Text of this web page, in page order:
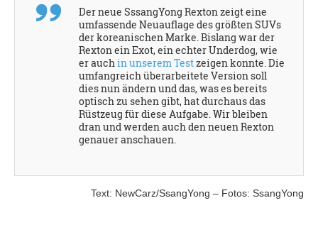
Der neue SssangYong Rexton zeigt eine
umfassende Neuauflage des größten SUVs
der koreanischen Marke. Bislang war der
Rexton ein Exot, ein echter Underdog, wie
er auch in unserem Testzeigen konnte. Die
umfangreich überarbeitete Version soll
dies nun ändern und das, was es bereits
optisch zu sehen gibt, hat durchaus das
Rüstzeug für diese Aufgabe. Wir bleiben
dran und werden auch den neuen Rexton
genauer anschauen.
Text: NewCarz/SsangYong – Fotos: SsangYong